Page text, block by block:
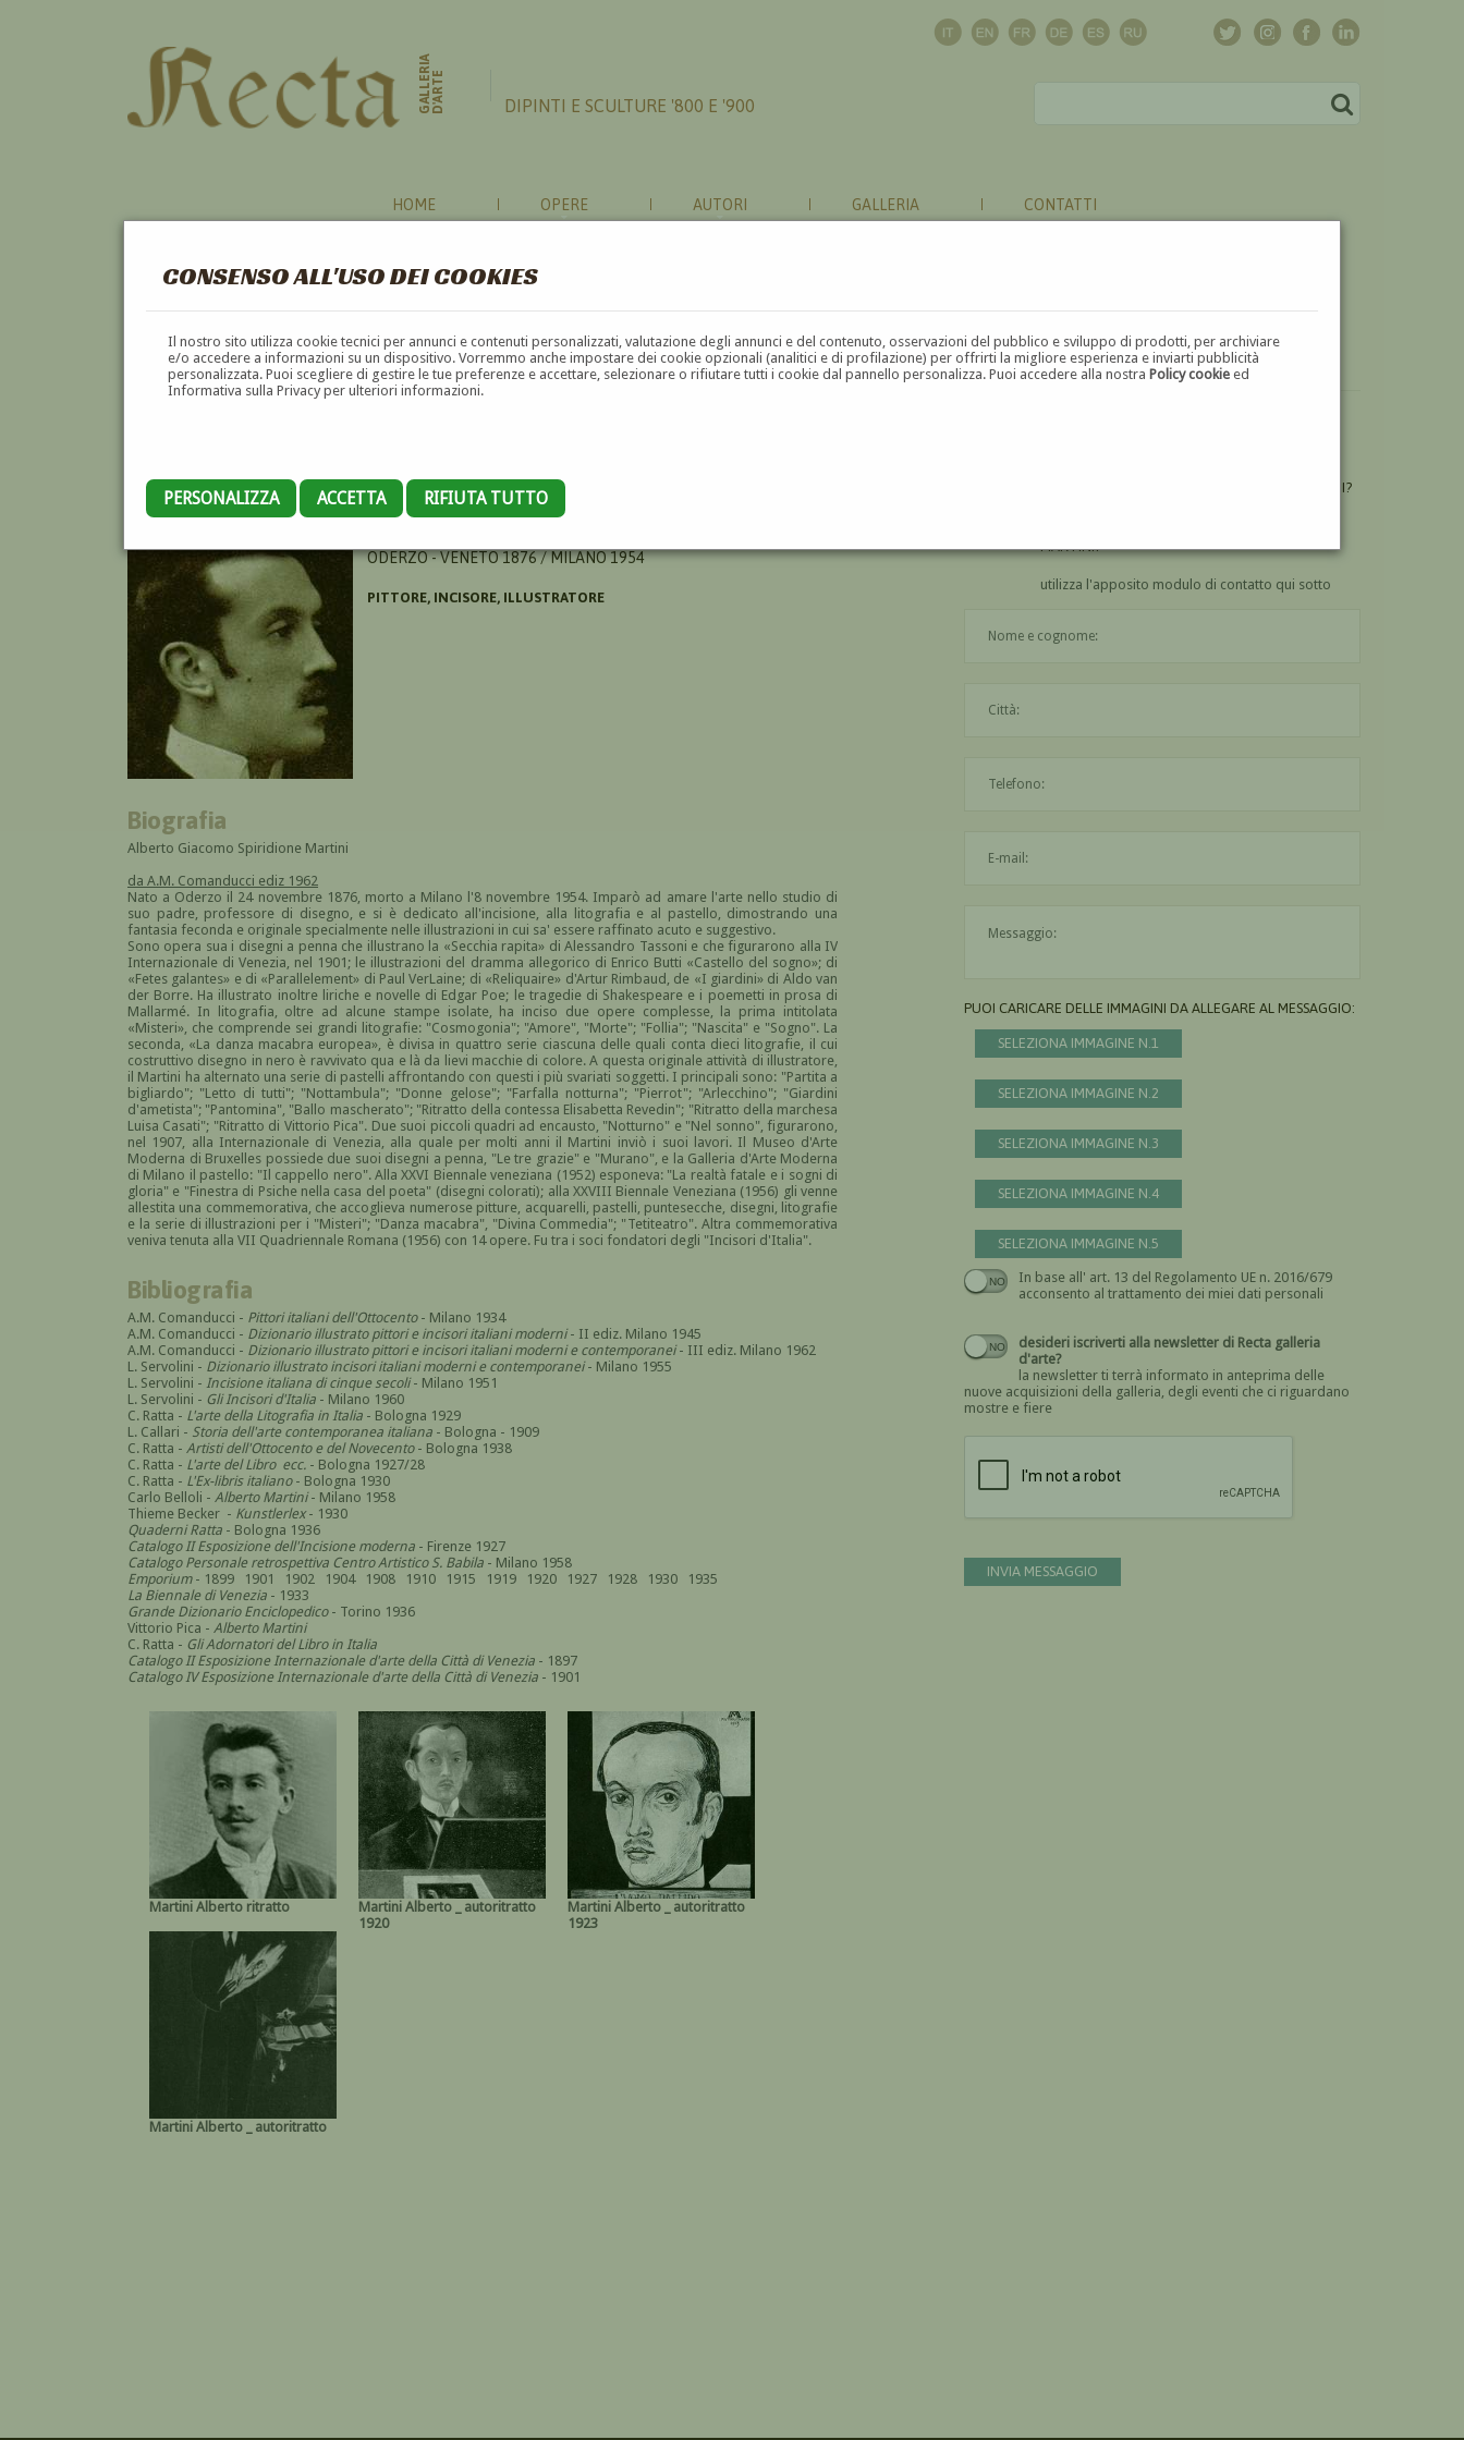
CONSENSO ALL'USO DEI COOKIES
Il nostro sito utilizza cookie tecnici per annunci e contenuti personalizzati, valutazione degli annunci e del contenuto, osservazioni del pubblico e sviluppo di prodotti, per archiviare
e/o accedere a informazioni su un dispositivo. Vorremmo anche impostare dei cookie opzionali (analitici e di profilazione) per offrirti la migliore esperienza e inviarti pubblicità
personalizzata. Puoi scegliere di gestire le tue preferenze e accettare, selezionare o rifiutare tutti i cookie dal pannello personalizza. Puoi accedere alla nostraPolicy cookie ed
Informativa sulla Privacy per ulteriori informazioni.
PERSONALIZZA ACCETTA RIFIUTA TUTTO
GALLERIAD'ARTE DIPINTI E SCULTURE '800 E '900
HOME OPERE AUTORI GALLERIA CONTATTI
ALBERTO MARTINI
ODERZO - VENETO 1876 / MILANO 1954
PITTORE, INCISORE, ILLUSTRATORE
Biografia
Alberto Giacomo Spiridione Martini
da A.M. Comanducci ediz 1962
Nato a Oderzo il 24 novembre 1876, morto a Milano l'8 novembre 1954. Imparò ad amare l'arte nello studio di
suo padre, professore di disegno, e si è dedicato all'incisione, alla litografia e al pastello, dimostrando una
fantasia feconda e originale specialmente nelle illustrazioni in cui sa' essere raffinato acuto e suggestivo.
Sono opera sua i disegni a penna che illustrano la «Secchia rapita» di Alessandro Tassoni e che figurarono alla IV
Internazionale di Venezia, nel 1901; le illustrazioni del dramma allegorico di Enrico Butti «Castello del sogno»; di
«Fetes galantes» e di «Parallelement» di Paul VerLaine; di «Reliquaire» d'Artur Rimbaud, de «I giardini» di Aldo van
der Borre. Ha illustrato inoltre liriche e novelle di Edgar Poe; le tragedie di Shakespeare e i poemetti in prosa di
Mallarmé. In litografia, oltre ad alcune stampe isolate, ha inciso due opere complesse, la prima intitolata
«Misteri», che comprende sei grandi litografie: "Cosmogonia"; "Amore", "Morte"; "Follia"; "Nascita" e "Sogno". La
seconda, «La danza macabra europea», è divisa in quattro serie ciascuna delle quali conta dieci litografie, il cui
costruttivo disegno in nero è ravvivato qua e là da lievi macchie di colore. A questa originale attività di illustratore,
il Martini ha alternato una serie di pastelli affrontando con questi i più svariati soggetti. I principali sono: "Partita a
bigliardo"; "Letto di tutti"; "Nottambula"; "Donne gelose"; "Farfalla notturna"; "Pierrot"; "Arlecchino"; "Giardini
d'ametista"; "Pantomina", "Ballo mascherato"; "Ritratto della contessa Elisabetta Revedin"; "Ritratto della marchesa
Luisa Casati"; "Ritratto di Vittorio Pica". Due suoi piccoli quadri ad encausto, "Notturno" e "Nel sonno", figurarono,
nel 1907, alla Internazionale di Venezia, alla quale per molti anni il Martini inviò i suoi lavori. Il Museo d'Arte
Moderna di Bruxelles possiede due suoi disegni a penna, "Le tre grazie" e "Murano", e la Galleria d'Arte Moderna
di Milano il pastello: "Il cappello nero". Alla XXVI Biennale veneziana (1952) esponeva: "La realtà fatale e i sogni di
gloria" e "Finestra di Psiche nella casa del poeta" (disegni colorati); alla XXVIII Biennale Veneziana (1956) gli venne
allestita una commemorativa, che accoglieva numerose pitture, acquarelli, pastelli, puntesecche, disegni, litografie
e la serie di illustrazioni per i "Misteri"; "Danza macabra", "Divina Commedia"; "Tetiteatro". Altra commemorativa
veniva tenuta alla VII Quadriennale Romana (1956) con 14 opere. Fu tra i soci fondatori degli "Incisori d'Italia".
Bibliografia
A.M. Comanducci - Pittori italiani dell'Ottocento- Milano 1934
A.M. Comanducci - Dizionario illustrato pittori e incisori italiani moderni- II ediz. Milano 1945
A.M. Comanducci - Dizionario illustrato pittori e incisori italiani moderni e contemporanei- III ediz. Milano 1962
L. Servolini - Dizionario illustrato incisori italiani moderni e contemporanei- Milano 1955
L. Servolini - Incisione italiana di cinque secoli- Milano 1951
L. Servolini - Gli Incisori d'Italia - Milano 1960
C. Ratta - L'arte della Litografia in Italia - Bologna 1929
L. Callari - Storia dell'arte contemporanea italiana - Bologna - 1909
C. Ratta - Artisti dell'Ottocento e del Novecento- Bologna 1938
C. Ratta - L'arte del Libro ecc. - Bologna 1927/28
C. Ratta - L'Ex-libris italiano- Bologna 1930
Carlo Belloli - Alberto Martini- Milano 1958
Thieme Becker - Kunstlerlex- 1930
Quaderni Ratta - Bologna 1936
Catalogo II Esposizione dell'Incisione moderna - Firenze 1927
Catalogo Personale retrospettiva Centro Artistico S. Babila - Milano 1958
Emporium- 1899 1901 1902 1904 1908 1910 1915 1919 1920 1927 1928 1930 1935
La Biennale di Venezia - 1933
Grande Dizionario Enciclopedico- Torino 1936
Vittorio Pica - Alberto Martini
C. Ratta - Gli Adornatori del Libro in Italia
Catalogo II Esposizione Internazionale d'arte della Città di Venezia - 1897
Catalogo IV Esposizione Internazionale d'arte della Città di Venezia - 1901
Martini Alberto ritratto
Martini Alberto _ autoritratto
1920
Martini Alberto _ autoritratto
1923
Martini Alberto _ autoritratto
UN'OPERA DI ALBERTO MARTINI?
MARTINI?
utilizza l'apposito modulo di contatto qui sotto
PUOI CARICARE DELLE IMMAGINI DA ALLEGARE AL MESSAGGIO:
SELEZIONA IMMAGINE N.1
SELEZIONA IMMAGINE N.2
SELEZIONA IMMAGINE N.3
SELEZIONA IMMAGINE N.4
SELEZIONA IMMAGINE N.5
In base all' art. 13 del Regolamento UE n. 2016/679
acconsento al trattamento dei miei dati personali
Devi dare il consenso
desideri iscriverti alla newsletter di Recta galleria
d'arte?
la newsletter ti terrà informato in anteprima delle
nuove acquisizioni della galleria, degli eventi che ci riguardano
mostre e fiere
INVIA MESSAGGIO